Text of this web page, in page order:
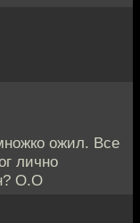
ожил. Все
лично
О.О